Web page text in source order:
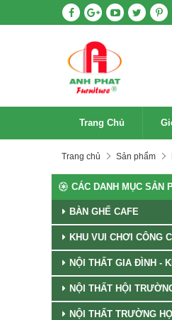
Trang Chủ
Trang chủ Sản phẩm
CÁC DANH MỤC SẢN
BÀN GHẾ CAFE
KHU VUI CHƠI CÔNG
NỘI THẤT GIA ĐÌNH -
NỘI THẤT HỘI
NỘI THẤT TRƯỜNG